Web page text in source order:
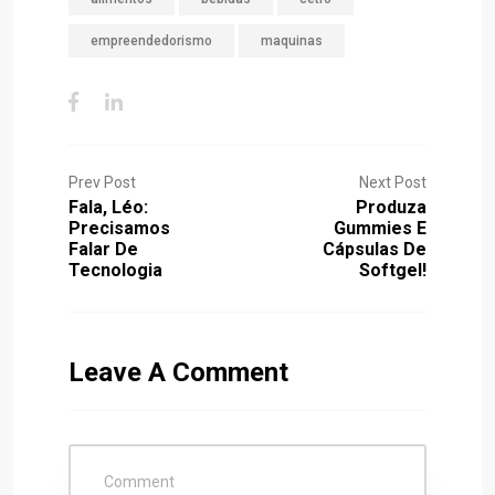
empreendedorismo maquinas
Prev Post
Fala, Léo:
Precisamos
Falar De
Tecnologia
Next Post
Produza
Gummies E
Cápsulas De
Softgel!
Leave A Comment